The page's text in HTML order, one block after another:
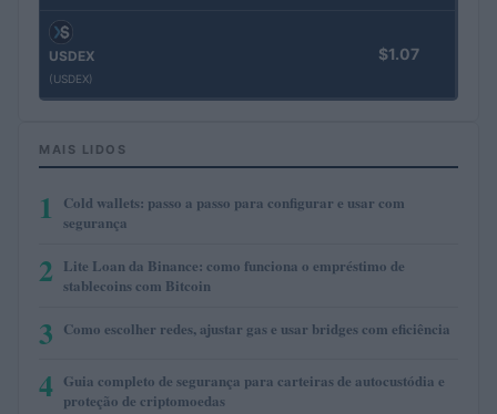
USDEX
(USDEX)
$1.07
MAIS LIDOS
1
Cold wallets: passo a passo para configurar e usar com
segurança
2 Lite Loan da Binance: como funciona o empréstimo de
stablecoins com Bitcoin
3 Como escolher redes, ajustar gas e usar bridges com eficiência
4 Guia completo de segurança para carteiras de autocustódia e
proteção de criptomoedas